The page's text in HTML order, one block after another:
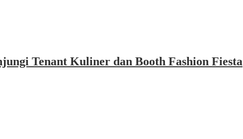
Tenant Kuliner dan Booth Fashion Fiesta